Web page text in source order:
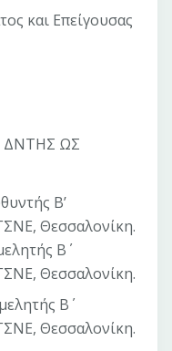
και Επείγουσας
ΔΝΤΗΣ ΩΣ
Β’
Θεσσαλονίκη.
Β΄
Θεσσαλονίκη.
Β΄
Θεσσαλονίκη.